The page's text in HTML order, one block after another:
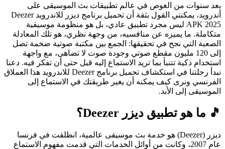
بعد سنوات من الغوص في عالم تطبيقات بث الموسيقى على
أندرويد، يمكنني القول بثقة أن تحميل برنامج ديزر للاندرويد Deezer
APK 2025 ليس مجرد تطبيق عادي، بل هو منظومة موسيقية
متكاملة. ما يميزه عن منافسيه، من وجهة نظري، هو تلك المعادلة
الصعبة التي نجح في تحقيقها: الجمع بين مكتبة صوتية ضخمة تصل
إلى 120 مليون مقطع صوتي وجودة صوت لا تضاهى، مع واجهة
استخدام ذكية تتنبأ بما تريد الاستماع إليه قبل حتى أن تفكر فيه. دعنا
نبدأ رحلتنا في استكشاف تحميل برنامج Deezer للاندرويد هذا العملاق
الفرنسي ونرى كيف يمكنه أن يغير طريقتك في الاستماع إلى
الموسيقى إلى الأبد.
🎵 ما هو تطبيق ديزر Deezer؟
ديزر (Deezer) هو خدمة بث موسيقى عالمية، انطلقت في فرنسا
عام 2007، وكانت من أوائل الخدمات التي قدمت مفهوم الاستماع